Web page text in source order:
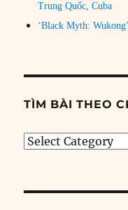
Trung Quốc, Cuba
‘Black Myth:
TÌM BÀI THEO
Tìm